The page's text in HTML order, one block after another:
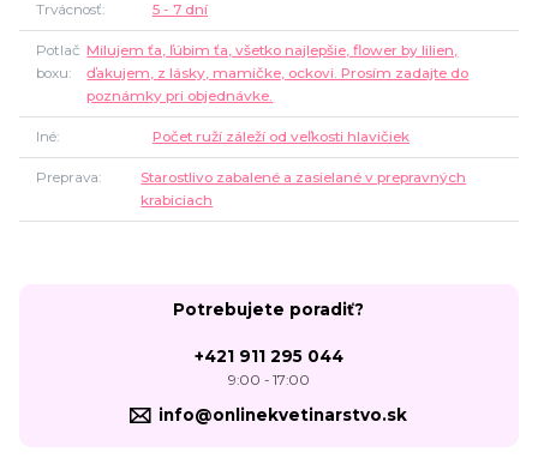
Trvácnosť 5 - 7 dní
Potlač
boxu
Milujem ťa, ľúbim ťa, všetko najlepšie, flower by lilien,
ďakujem, z lásky, mamičke, ockovi. Prosím zadajte do
poznámky pri objednávke.
Iné Počet ruží záleží od veľkosti hlavičiek
Preprava
Starostlivo zabalené a zasielané v prepravných
krabiciach
Potrebujete poradiť?
+421 911 295 044
9:00 - 17:00
info@onlinekvetinarstvo.sk